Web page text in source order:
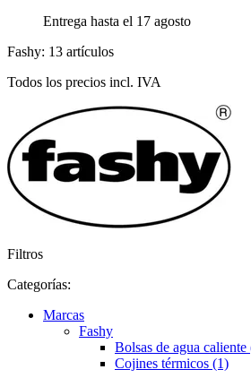
Entrega hasta el 17 agosto
Fashy: 13 artículos
Todos los precios incl. IVA
Filtros
Categorías:
Marcas
Fashy
Bolsas de agua caliente
Cojines térmicos (1)